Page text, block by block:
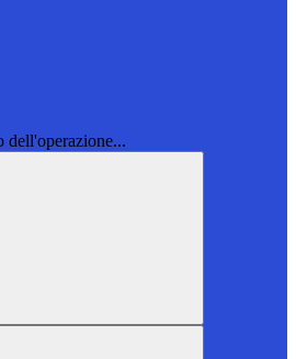
dell'operazione...